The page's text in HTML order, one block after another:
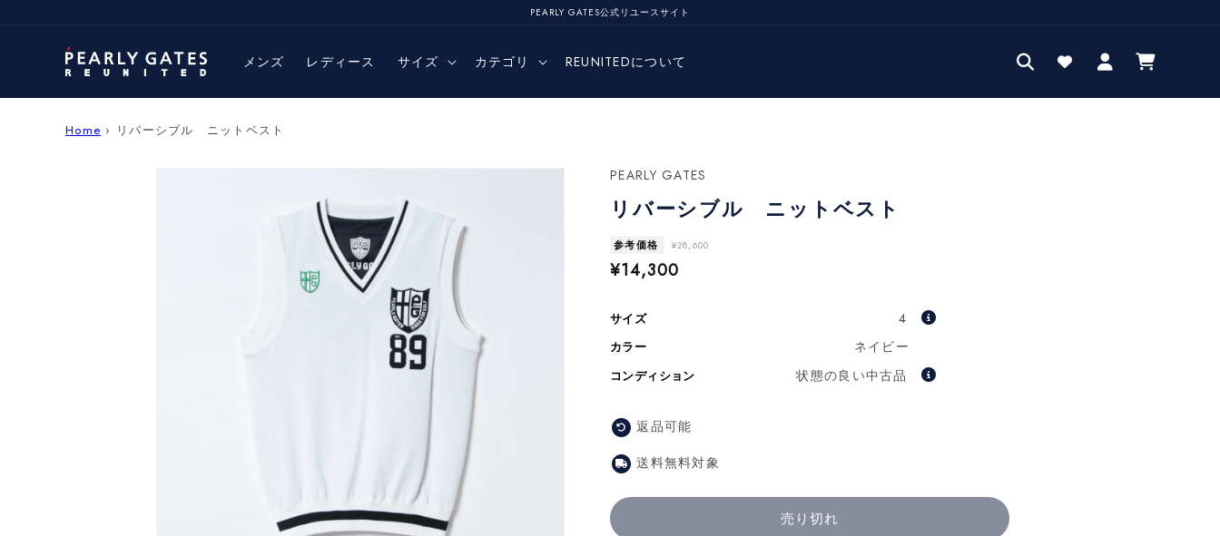
PEARLY GATES公式リユースサイト
メンズ レディース サイズ カテゴリ REUNITEDについて
グ
イ
ン
ー
Home › リバーシブル ニットベスト
PEARLY GATES
リバーシブル ニットベスト
参考価格 ¥28,600
セ
ル
価
格
¥14,300
サイズ 4
カラー ネイビー
コンディション 状態の良い中古品
返品可能
送料無料対象
売り切れ